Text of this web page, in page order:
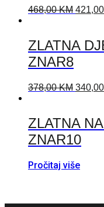
468,00KM 421,00
ZLATNA
ZNAR8
378,00KM 340,00
ZLATNA
ZNAR10
Pročitaj više